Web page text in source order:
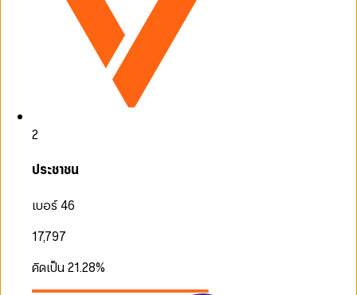
2
ประชาชน
เบอร์ 46
17,797
คิดเป็น21.28%